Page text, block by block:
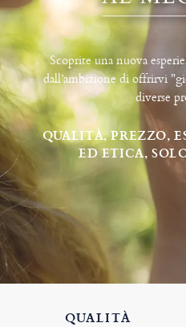
Scoprite una nuova
dall’ambizione di offrirvi
diverse
QUALITÀ, PREZZO,
ED ETICA,
QUALITÀ